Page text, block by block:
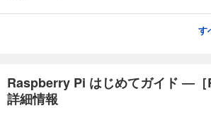
4-6 さらに高度なサーバー
●第5章 プログラミングを楽しもう
5-1 Raspberry Piとプログラミング
す
Raspberry Pi はじめてガイド ―
詳細情報